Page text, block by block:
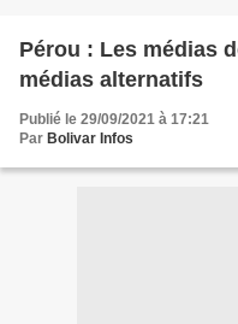
Pérou : Les médias
médias alternatifs
Publié le 29/09/2021 à 17:21
Par Bolivar Infos